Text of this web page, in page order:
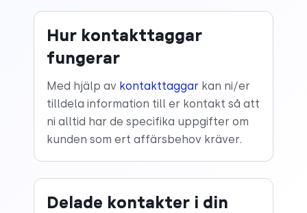
Hur kontakttaggar
fungerar
Med hjälp av kontakttaggar kan ni/er
tilldela information till er kontakt så att
ni alltid har de specifika uppgifter om
kunden som ert affärsbehov kräver.
Delade kontakter i din